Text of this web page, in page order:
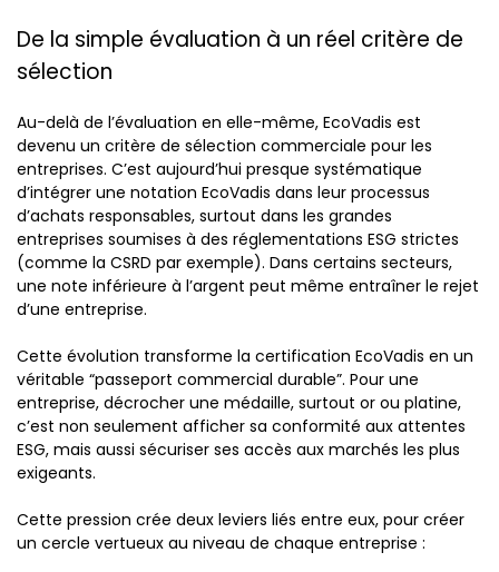
De la simple évaluation à un réel critère de
sélection
Au-delà de l’évaluation en elle-même, EcoVadis est
devenu un critère de sélection commerciale pour les
entreprises. C’est aujourd’hui presque systématique
d’intégrer une notation EcoVadis dans leur processus
d’achats responsables, surtout dans les grandes
entreprises soumises à des réglementations ESG strictes
(comme la CSRD par exemple). Dans certains secteurs,
une note inférieure à l’argent peut même entraîner le rejet
d’une entreprise.
Cette évolution transforme la certification EcoVadis en un
véritable “passeport commercial durable”. Pour une
entreprise, décrocher une médaille, surtout or ou platine,
c’est non seulement afficher sa conformité aux attentes
ESG, mais aussi sécuriser ses accès aux marchés les plus
exigeants.
Cette pression crée deux leviers liés entre eux, pour créer
un cercle vertueux au niveau de chaque entreprise :